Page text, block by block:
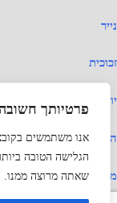
פרטיותך
הגלישה הטובה
שאתה מרוצה ממנו.
נייר
זכוכית
יודאיקה
החיים הטובים
משחקים